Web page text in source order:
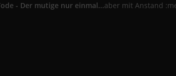
- Der mutige nur einmal...aber mit Anstand